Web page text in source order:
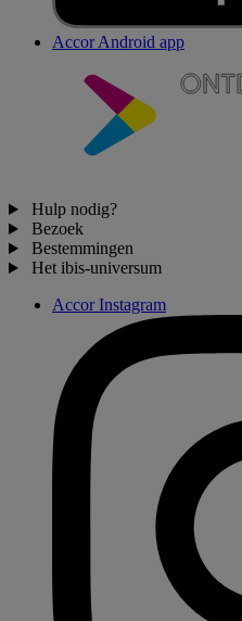
Accor Android app
Hulp nodig?
Bezoek
Bestemmingen
Het ibis-universum
Accor Instagram